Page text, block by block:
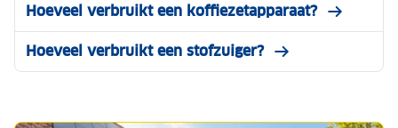
Hoeveel verbruikt een koffiezetapparaat?
Hoeveel verbruikt een stofzuiger?